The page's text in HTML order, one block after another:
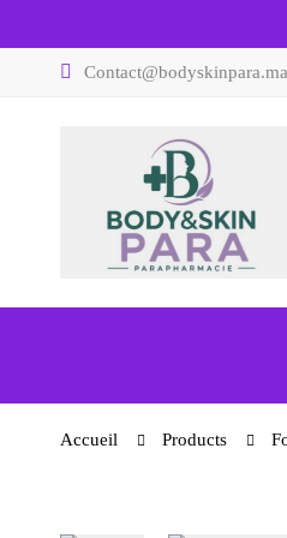
Contact@bodyskinpara.ma
Accueil Products